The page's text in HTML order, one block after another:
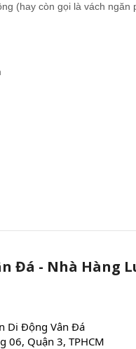
(hay còn gọi là vách ngăn
Đá - Nhà Hàng
Di Động Vân Đá
06, Quận 3, TPHCM